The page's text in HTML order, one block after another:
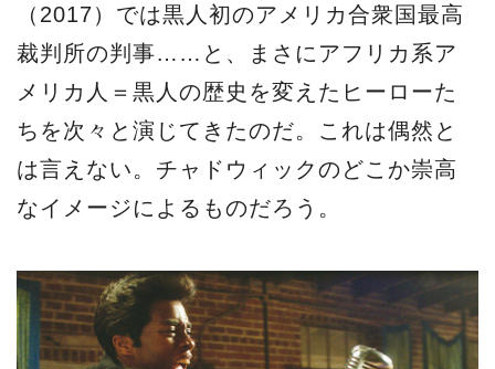
（2017）では黒人初のアメリカ合衆国最高
裁判所の判事……と、まさにアフリカ系ア
メリカ人＝黒人の歴史を変えたヒーローた
ちを次々と演じてきたのだ。これは偶然と
は言えない。チャドウィックのどこか崇高
なイメージによるものだろう。